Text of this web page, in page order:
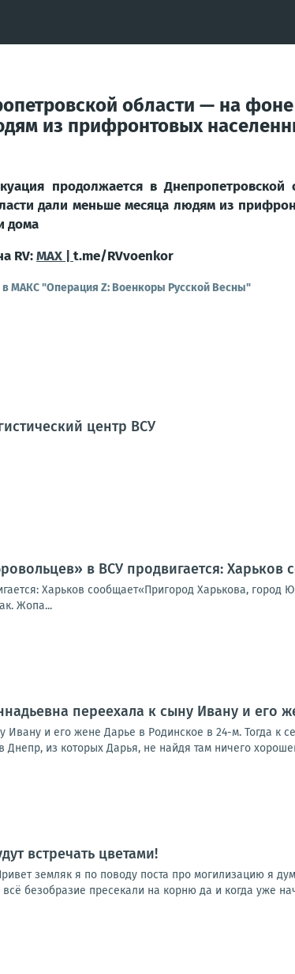
области — на
из прифронтовых
продолжается в
дали меньше месяца людям из
дома
RV:MAX | t.me/RVvoenkor
в МАКС "Операция Z: Военкоры Русской Весны"
центр ВСУ
в ВСУ продвигается: Харьков
Харьков сообщает«Пригород Харькова,
Жопа...
переехала к сыну Ивану и его
Ивану и его жене Дарье в Родинское в 24-м. Тогда к
Днепр, из которых Дарья, не найдя там ничего
встречать цветами!
земляк я по поводу поста про могилизацию я
безобразие пресекали на корню да и когда уже